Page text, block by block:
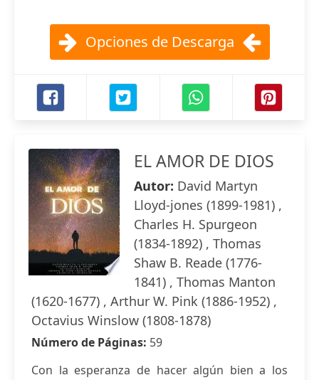
Opciones de Descarga
EL AMOR DE DIOS
Autor: David Martyn
Lloyd-jones (1899-1981) ,
Charles H. Spurgeon
(1834-1892) , Thomas
Shaw B. Reade (1776-
1841) , Thomas Manton
(1620-1677) , Arthur W. Pink (1886-1952) ,
Octavius Winslow (1808-1878)
Número de Páginas: 59
Con la esperanza de hacer algún bien a los